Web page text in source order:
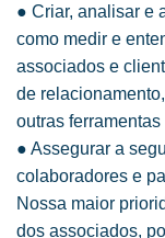
● Criar, analisar e
como medir e
associados e
de
outras
● Assegurar a
colaboradores e
Nossa maior
dos associados,